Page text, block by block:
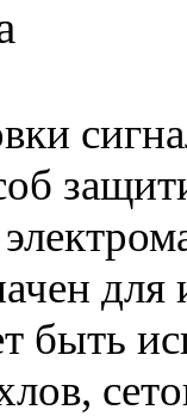
быть